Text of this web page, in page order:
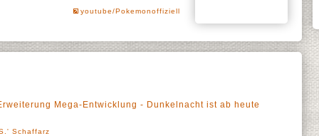
youtube/Pokemonoffiziell
Mega-Entwicklung - Dunkelnacht ist ab heute
Schaffarz